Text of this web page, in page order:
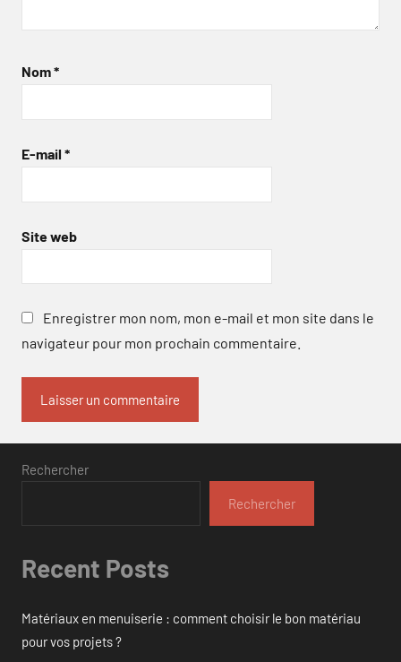
Nom*
E-mail *
Site web
Enregistrer mon nom, mon e-mail et mon site dans le
navigateur pour mon prochain commentaire.
Rechercher
Rechercher
Recent Posts
Matériaux en menuiserie : comment choisir le bon matériau
pour vos projets ?